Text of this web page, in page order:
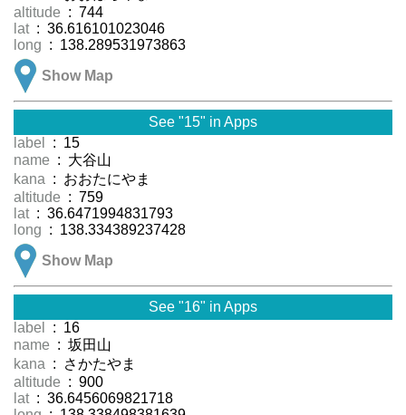
altitude : 744
lat : 36.616101023046
long : 138.289531973863
Show Map
See "15" in Apps
label
: 15
name : 大谷山
kana : おおたにやま
altitude : 759
lat : 36.6471994831793
long : 138.334389237428
Show Map
See "16" in Apps
label
: 16
name : 坂田山
kana : さかたやま
altitude : 900
lat : 36.6456069821718